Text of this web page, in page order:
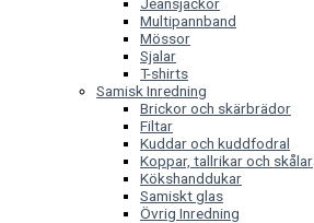
Jeansjackor
Multipannband
Mössor
Sjalar
T-shirts
Samisk Inredning
Brickor och skärbrädor
Filtar
Kuddar och kuddfodral
Koppar, tallrikar och skålar
Kökshanddukar
Samiskt glas
Övrig Inredning